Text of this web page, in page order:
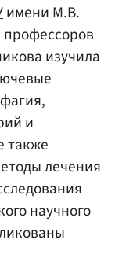
имени М.В.
изучила
и
также
лечения
научного